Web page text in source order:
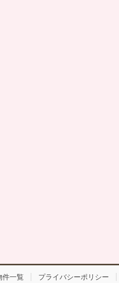
件一覧 プライバシーポリシー